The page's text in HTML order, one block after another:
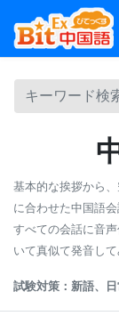
基本的な挨拶から
に合わせた中国語会
すべての会話に音
いて真似て発音して
試験対策：新語、